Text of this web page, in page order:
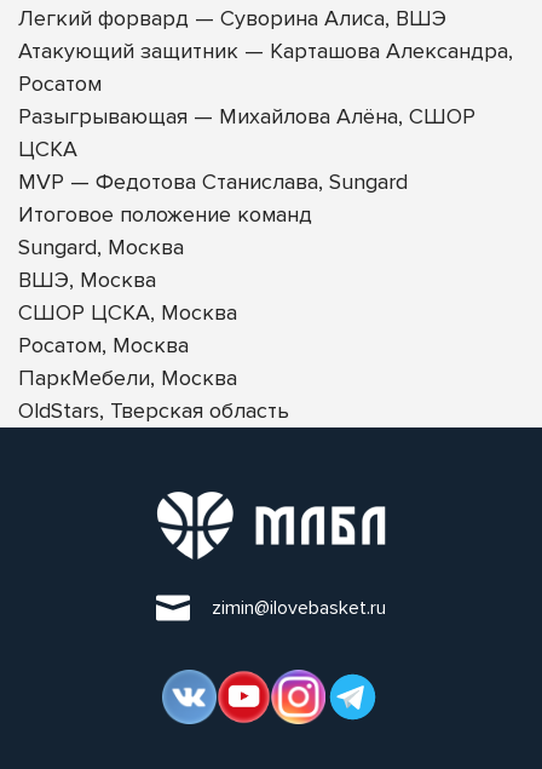
Легкий форвард — Суворина Алиса, ВШЭ
Атакующий защитник — Карташова Александра,
Росатом
Разыгрывающая — Михайлова Алёна, СШОР
ЦСКА
MVP — Федотова Станислава, Sungard
Итоговое положение команд
Sungard, Москва
ВШЭ, Москва
СШОР ЦСКА, Москва
Росатом, Москва
ПаркМебели, Москва
OldStars, Тверская область
zimin@ilovebasket.ru